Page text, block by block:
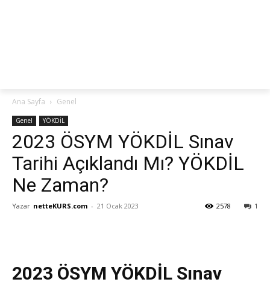
Ana Sayfa Genel
Genel YÖKDİL
2023 ÖSYM YÖKDİL Sınav
Tarihi Açıklandı Mı? YÖKDİL
Ne Zaman?
Yazar netteKURS.com - 21 Ocak 2023 1
2578
2023 ÖSYM YÖKDİL Sınav